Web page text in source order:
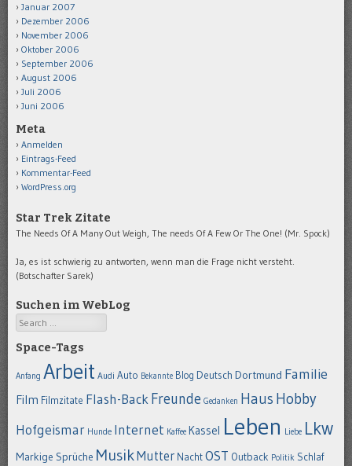
Januar 2007
Dezember 2006
November 2006
Oktober 2006
September 2006
August 2006
Juli 2006
Juni 2006
Meta
Anmelden
Eintrags-Feed
Kommentar-Feed
WordPress.org
Star Trek Zitate
The Needs Of A Many Out Weigh, The needs Of A Few Or The One! (Mr. Spock)
Ja, es ist schwierig zu antworten, wenn man die Frage nicht versteht.
(Botschafter Sarek)
Suchen im WebLog
Search
Space-Tags
Anfang Arbeit Audi Auto Bekannte Blog Deutsch Dortmund Familie
Film Filmzitate Flash-BackFreunde Gedanken Haus Hobby
Hofgeismar Hunde Internet Kaffee Kassel Leben Liebe Lkw
Markige Sprüche MusikMutter NachtOST Outback Politik Schlaf